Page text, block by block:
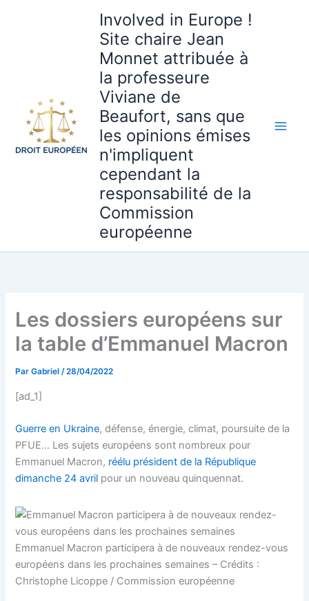
Involved in Europe !
Site chaire Jean
Monnet attribuée à
la professeure
Viviane de
Beaufort, sans que
les opinions émises
n'impliquent
cependant la
responsabilité de la
Commission
européenne
Les dossiers européens sur
la table d’Emmanuel Macron
ParGabriel/28/04/2022
[ad_1]
Guerre en Ukraine, défense, énergie, climat, poursuite de la
PFUE… Les sujets européens sont nombreux pour
Emmanuel Macron, réélu président de la République
dimanche 24 avril pour un nouveau quinquennat.
Emmanuel Macron participera à de nouveaux rendez-vous
européens dans les prochaines semaines – Crédits :
Christophe Licoppe / Commission européenne